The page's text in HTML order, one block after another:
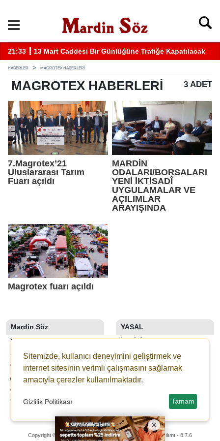
21:33 ┋ 13 Mart Caddesi Bir Günlüğüne Trafiğe Kapatılacak
HABERLER MAGROTEX HABERLERI
MAGROTEX HABERLERI 3 ADET
7.Magrotex’21
Uluslararası Tarım
Fuarı açıldı
MARDİN
ODALARI/BORSALARI
YENİ İKTİSADÎ
UYGULAMALAR VE
AÇILIMLAR
ARAYIŞINDA
Magrotex fuarı açıldı
Mardin Söz
YAZARLAR
SON DAKİKA
GALERİLER
ANKETLER
GAZETELER
YOL TARIFI
YASAL
İLETIŞIM
KÜNYE
YAYIN İLKELERI
KURALLAR
KULLANICI SÖZLEŞMESI
VERI POLITIKASI
Sitemizde, kullanıcı deneyimini geliştirmek ve
internet sitesinin verimli çalışmasını sağlamak
amacıyla çerezler kullanılmaktadır.
Gizlilik Politikası Tamam
Copyright © 2024 Mardin Söz Gazetesi -Haber Sitesi Yazılımı - 8.7.6